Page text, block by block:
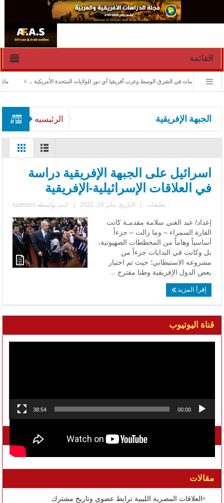
القائمة
ماذا ادارة الأزمات في الشرق الوسط وغرب أفريقيا أي دور للولايات المتحدة الأمريكية ..
الرئيسيه الجبهة الإفريقية
اسرائيل على الجبهة الإفريقية دراسة
في العلاقات الإسرائيلية-الإفريقية
كتب بواسطة sadmins | التاريخ: يناير 24, 2021 | ٠ تعليقات
إعداد/ عبد الغني سلامة مقدمـة كانت
القارة السمراء – وما زالت – جزءاً
أساسياً وهاماً من المخططات الصهيونية،
بل وكانت في البدايات جزءاً من
مشروعه الاستيطاني؛ حيث تم اختيار
بعض الدول الإفريقية وطنا مقترح ...
إقرأ المزيد
قناة اليوتيوب
00:00
38:54
تواصل معنا على الفيسبوك
مقالات
العلاقات المصرية الليبية ترابط عضوي وتاريخ مشترك